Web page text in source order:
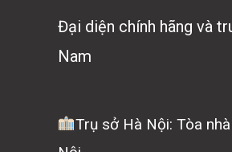
Đại diện chính hãng và
Nam
Trụ sở Hà Nội: Tòa